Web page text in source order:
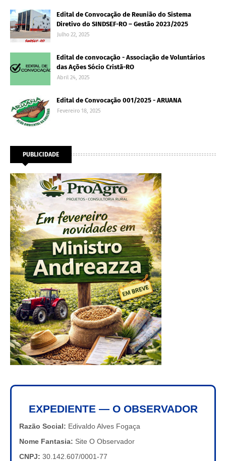
Edital de Convocação de Reunião do Sistema
Diretivo do SINDSEF-RO – Gestão 2023/2025
Julho 22, 2025
Edital de convocação - Associação de Voluntários
das Ações Sócio Cristã-RO
Abril 24, 2025
Edital de Convocação 001/2025 - ARUANA
Fevereiro 18, 2025
PUBLICIDADE
EXPEDIENTE — O OBSERVADOR
Razão Social: Edivaldo Alves Fogaça
Nome Fantasia: Site O Observador
CNPJ: 30.142.607/0001-77